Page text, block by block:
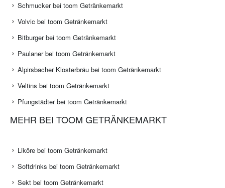
Schmucker bei toom Getränkemarkt
Volvic bei toom Getränkemarkt
Bitburger bei toom Getränkemarkt
Paulaner bei toom Getränkemarkt
Alpirsbacher Klosterbräu bei toom Getränkemarkt
Veltins bei toom Getränkemarkt
Pfungstädter bei toom Getränkemarkt
MEHR BEI TOOM GETRÄNKEMARKT
Liköre bei toom Getränkemarkt
Softdrinks bei toom Getränkemarkt
Sekt bei toom Getränkemarkt